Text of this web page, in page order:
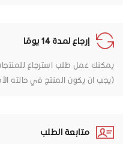
إرجاع لمدة 14 يومًا
(يجب ان يكون المنتج في حالته
متابعة الطلب